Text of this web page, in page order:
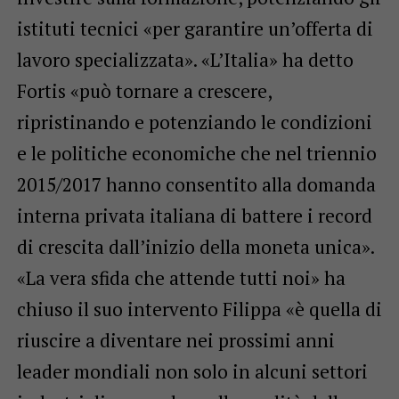
istituti tecnici «per garantire un’offerta di
lavoro specializzata». «L’Italia» ha detto
Fortis «può tornare a crescere,
ripristinando e potenziando le condizioni
e le politiche economiche che nel triennio
2015/2017 hanno consentito alla domanda
interna privata italiana di battere i record
di crescita dall’inizio della moneta unica».
«La vera sfida che attende tutti noi» ha
chiuso il suo intervento Filippa «è quella di
riuscire a diventare nei prossimi anni
leader mondiali non solo in alcuni settori